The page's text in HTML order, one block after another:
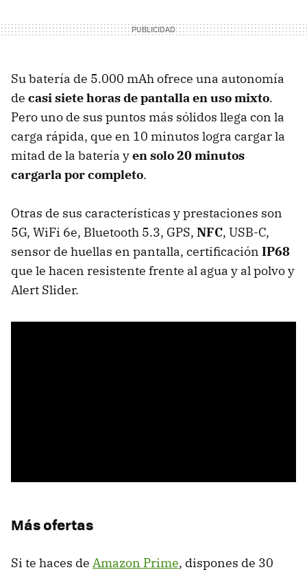
Su batería de 5.000 mAh ofrece una autonomía
de casi siete horas de pantalla en uso mixto.
Pero uno de sus puntos más sólidos llega con la
carga rápida, que en 10 minutos logra cargar la
mitad de la batería yen solo 20 minutos
cargarla por completo.
Otras de sus características y prestaciones son
5G, WiFi 6e, Bluetooth 5.3, GPS, NFC, USB-C,
sensor de huellas en pantalla, certificación IP68
que le hacen resistente frente al agua y al polvo y
Alert Slider.
Más ofertas
Si te haces de Amazon Prime, dispones de 30